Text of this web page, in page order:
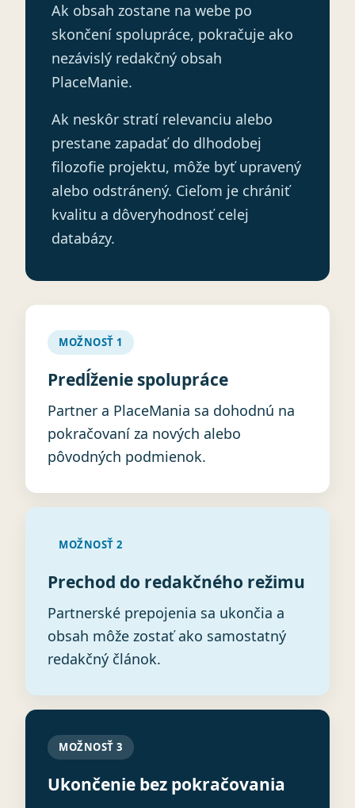
Ak obsah zostane na webe po
skončení spolupráce, pokračuje ako
nezávislý redakčný obsah
PlaceManie.
Ak neskôr stratí relevanciu alebo
prestane zapadať do dlhodobej
filozofie projektu, môže byť upravený
alebo odstránený. Cieľom je chrániť
kvalitu a dôveryhodnosť celej
databázy.
MOŽNOSŤ 1
Predĺženie spolupráce
Partner a PlaceMania sa dohodnú na
pokračovaní za nových alebo
pôvodných podmienok.
MOŽNOSŤ 2
Prechod do redakčného režimu
Partnerské prepojenia sa ukončia a
obsah môže zostať ako samostatný
redakčný článok.
MOŽNOSŤ 3
Ukončenie bez pokračovania